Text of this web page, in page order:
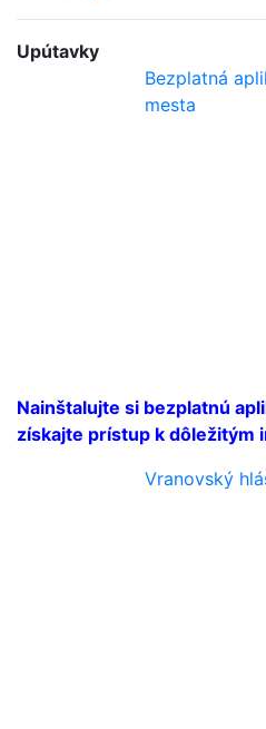
Upútavky
Bezplatná
mesta
Nainštalujte si bezplatnú
získajte prístup k dôležitým
Vranovský